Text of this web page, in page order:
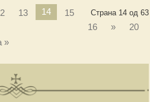
Страна 14 од 63
13 14
15
16
»
20
»